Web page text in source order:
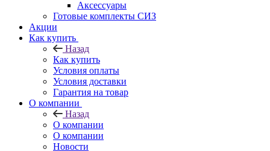
Аксессуары
Готовые комплекты СИЗ
Акции
Как купить
Назад
Как купить
Условия оплаты
Условия доставки
Гарантия на товар
О компании
Назад
О компании
О компании
Новости